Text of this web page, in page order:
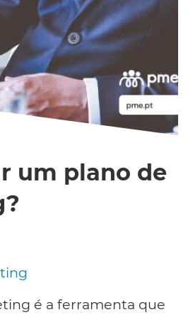
um plano de
é a ferramenta que